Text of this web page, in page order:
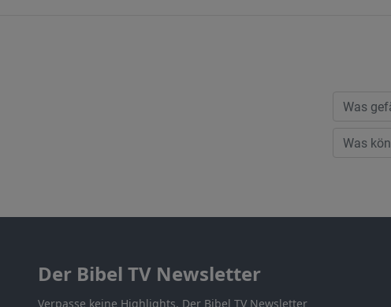
Der Bibel TV Newsletter
Verpasse keine Highlights. Der Bibel TV Newsletter